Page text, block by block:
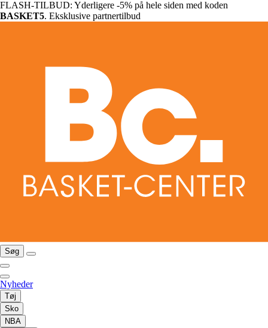
FLASH-TILBUD: Yderligere -5% på hele siden med koden
BASKET5. Eksklusive partnertilbud
Søg
Nyheder
Tøj
Sko
NBA